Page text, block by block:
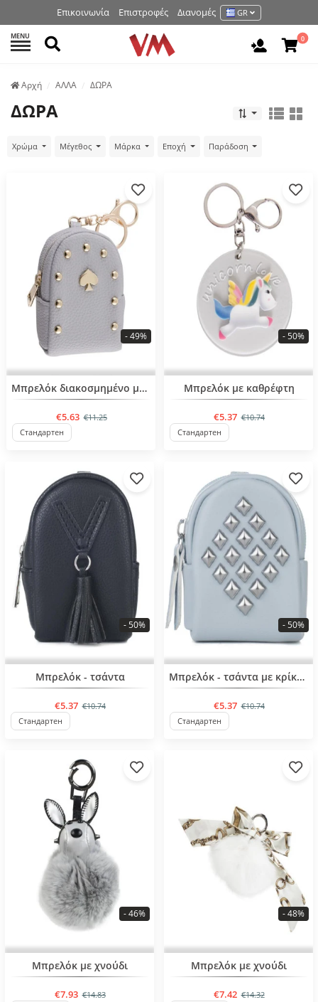
Επικοινωνία Επιστροφές Διανομές GR
MENU Αναζήτηση 0
Аρχή ΑΛΛΑ ΔΩΡΑ
ΔΩΡΑ
Χρώμα Μέγεθος Μάρκα Εποχή Παράδοση
Μπρελόκ διακοσμημένο με στρας
€5.63 €11.25
- 49%
Стандартен
Μπρελόκ με καθρέφτη
€5.37 €10.74
- 50%
Стандартен
BESTSELLER
Μπρελόκ - τσάντα
€5.37 €10.74
- 50%
Стандартен
BESTSELLERΜπρελόκ - τσάντα με κρίκους
€5.37 €10.74
- 50%
Стандартен
BESTSELLER
Μπρελόκ με χνούδι
€7.93 €14.83
- 46%
BESTSELLER
Μπρελόκ με χνούδι
€7.42 €14.32
- 48%